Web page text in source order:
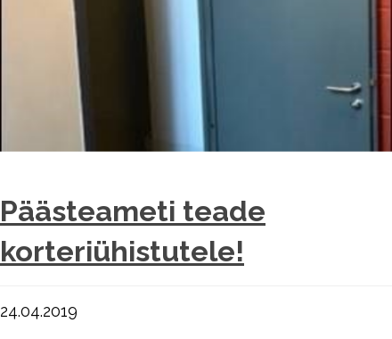
Päästeameti teade
korteriühistutele!
24.04.2019